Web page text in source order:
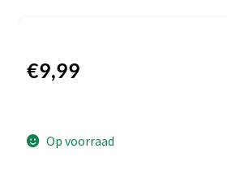
€9,99
Op voorraad